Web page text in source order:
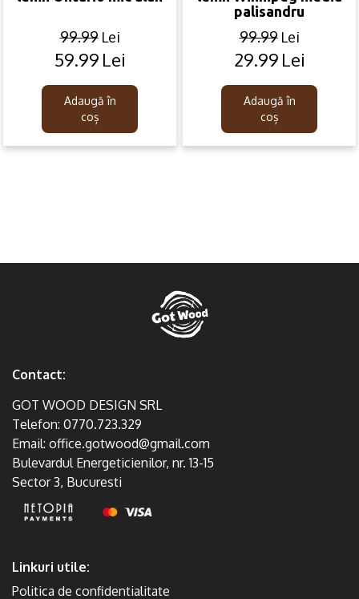
99.99 Lei
Original
was:
99.99lei.
59.99 Lei
Current
is:
59.99lei.
Adaugă în
coș
palisandru
99.99 Lei
Original
was:
99.99lei.
29.99 Lei
Current
is:
29.99lei.
Adaugă în
coș
Contact:
GOT WOOD DESIGN SRL
Telefon: 0770.723.329
Email: office.gotwood@gmail.com
Bulevardul Energeticienilor, nr. 13-15
Sector 3, Bucuresti
Linkuri utile:
Politica de confidentialitate